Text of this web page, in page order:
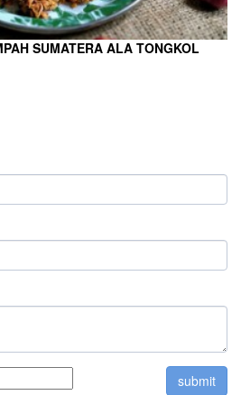
SUMATERA ALA TONGKOL